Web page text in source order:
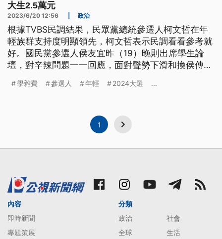
大生2.5萬元
2023/6/20 12:56 政治
根據TVBS民調結果，民眾黨總統參選人柯文哲在年
輕族群支持度明顯領先，柯文哲表示民調看看參考就
好。國民黨參選人侯友宜昨（19）晚則出席學生論
壇，對辛辣問題一一回應，面對聲勢下滑和換侯傳
年輕選票，喊出政府補助私立大學學雜費。
學雜費 參選人 年輕 2024大選 ...
1
內容
即時新聞
專題策展
分類
政治
社會
全球
生活